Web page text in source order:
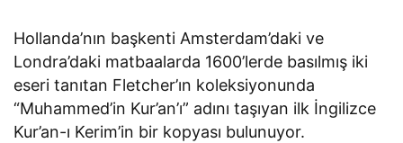
Hollanda’nın başkenti Amsterdam’daki ve
Londra’daki matbaalarda 1600’lerde basılmış iki
eseri tanıtan Fletcher’ın koleksiyonunda
“Muhammed’in Kur’an’ı” adını taşıyan ilk İngilizce
Kur’an-ı Kerim’in bir kopyası bulunuyor.